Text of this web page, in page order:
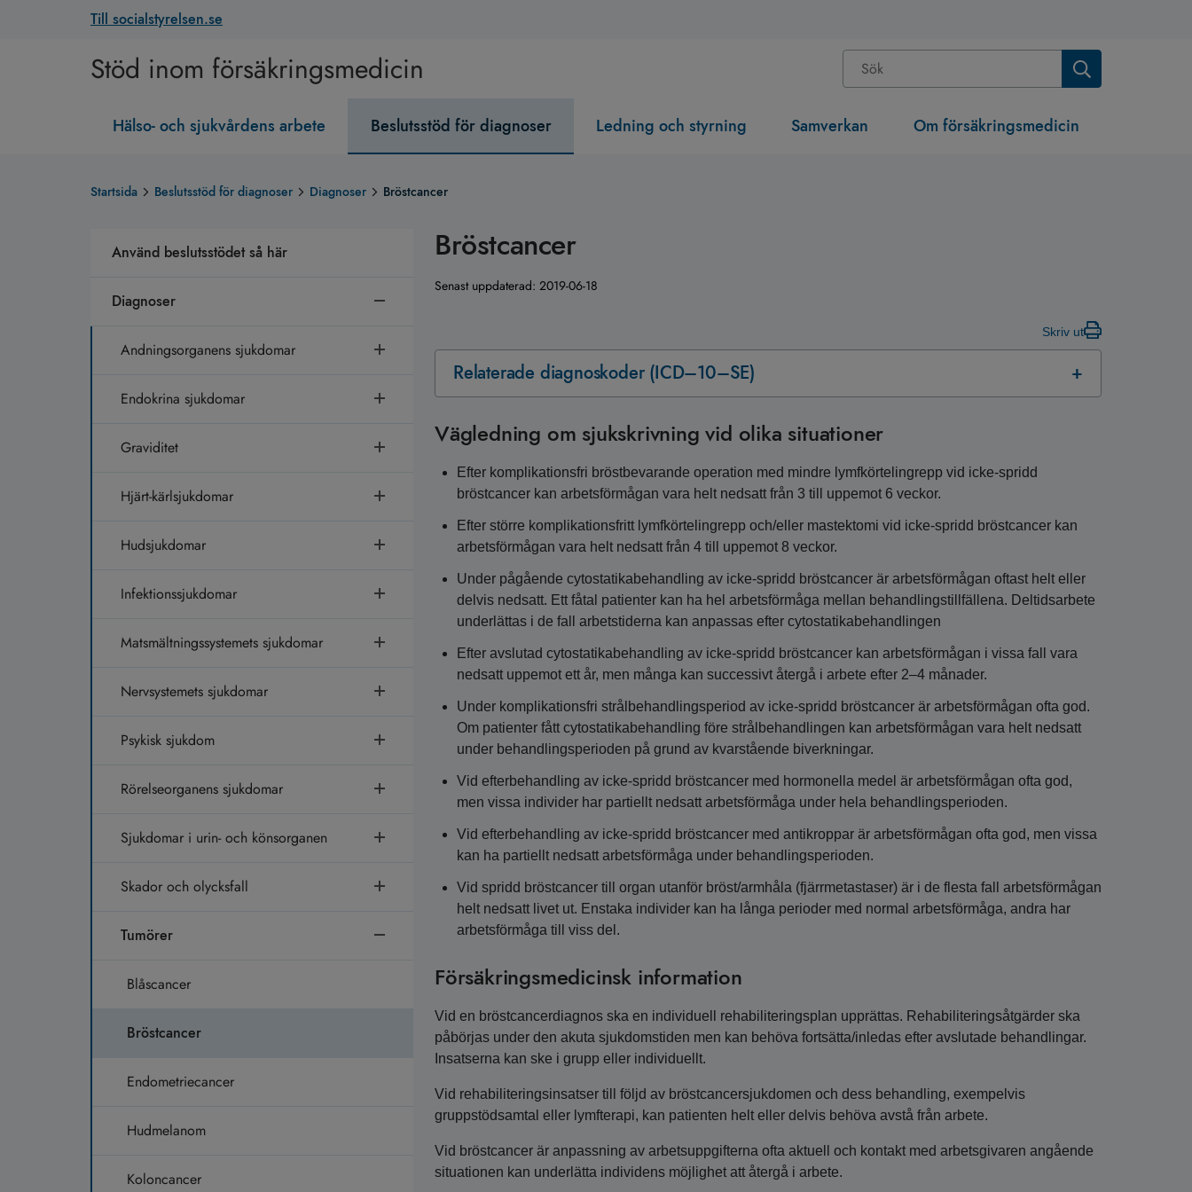
Till socialstyrelsen.se
Stöd inom försäkringsmedicin
Hälso- och sjukvårdens arbete Beslutsstöd för diagnoser Ledning och styrning Samverkan Om försäkringsmedicin
Startsida Beslutsstöd för diagnoser Diagnoser Bröstcancer
Använd beslutsstödet så här
Diagnoser
Andningsorganens sjukdomar
Endokrina sjukdomar
Graviditet
Hjärt-kärlsjukdomar
Hudsjukdomar
Infektionssjukdomar
Matsmältningssystemets sjukdomar
Nervsystemets sjukdomar
Psykisk sjukdom
Rörelseorganens sjukdomar
Sjukdomar i urin- och könsorganen
Skador och olycksfall
Tumörer
Blåscancer
Bröstcancer
Endometriecancer
Hudmelanom
Koloncancer
Bröstcancer
Senast uppdaterad: 2019-06-18
Skriv ut
Relaterade diagnoskoder (ICD–10–SE)
Vägledning om sjukskrivning vid olika situationer
Efter komplikationsfri bröstbevarande operation med mindre lymfkörtelingrepp vid icke-spridd
bröstcancer kan arbetsförmågan vara helt nedsatt från 3 till uppemot 6 veckor.
Efter större komplikationsfritt lymfkörtelingrepp och/eller mastektomi vid icke-spridd bröstcancer kan
arbetsförmågan vara helt nedsatt från 4 till uppemot 8 veckor.
Under pågående cytostatikabehandling av icke-spridd bröstcancer är arbetsförmågan oftast helt eller
delvis nedsatt. Ett fåtal patienter kan ha hel arbetsförmåga mellan behandlingstillfällena. Deltidsarbete
underlättas i de fall arbetstiderna kan anpassas efter cytostatikabehandlingen
Efter avslutad cytostatikabehandling av icke-spridd bröstcancer kan arbetsförmågan i vissa fall vara
nedsatt uppemot ett år, men många kan successivt återgå i arbete efter 2–4 månader.
Under komplikationsfri strålbehandlingsperiod av icke-spridd bröstcancer är arbetsförmågan ofta god.
Om patienter fått cytostatikabehandling före strålbehandlingen kan arbetsförmågan vara helt nedsatt
under behandlingsperioden på grund av kvarstående biverkningar.
Vid efterbehandling av icke-spridd bröstcancer med hormonella medel är arbetsförmågan ofta god,
men vissa individer har partiellt nedsatt arbetsförmåga under hela behandlingsperioden.
Vid efterbehandling av icke-spridd bröstcancer med antikroppar är arbetsförmågan ofta god, men vissa
kan ha partiellt nedsatt arbetsförmåga under behandlingsperioden.
Vid spridd bröstcancer till organ utanför bröst/armhåla (fjärrmetastaser) är i de flesta fall arbetsförmågan
helt nedsatt livet ut. Enstaka individer kan ha långa perioder med normal arbetsförmåga, andra har
arbetsförmåga till viss del.
Försäkringsmedicinsk information
Vid en bröstcancerdiagnos ska en individuell rehabiliteringsplan upprättas. Rehabiliteringsåtgärder ska
påbörjas under den akuta sjukdomstiden men kan behöva fortsätta/inledas efter avslutade behandlingar.
Insatserna kan ske i grupp eller individuellt.
Vid rehabiliteringsinsatser till följd av bröstcancersjukdomen och dess behandling, exempelvis
gruppstödsamtal eller lymfterapi, kan patienten helt eller delvis behöva avstå från arbete.
Vid bröstcancer är anpassning av arbetsuppgifterna ofta aktuell och kontakt med arbetsgivaren angående
situationen kan underlätta individens möjlighet att återgå i arbete.